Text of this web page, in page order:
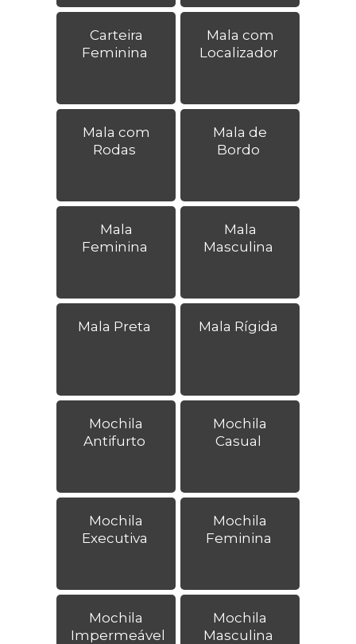
Carteira
Feminina
Mala com
Localizador
Mala com
Rodas
Mala de
Bordo
Mala
Feminina
Mala
Masculina
Mala Preta Mala Rígida
Mochila
Antifurto
Mochila
Casual
Mochila
Executiva
Mochila
Feminina
Mochila
Impermeável
Mochila
Masculina